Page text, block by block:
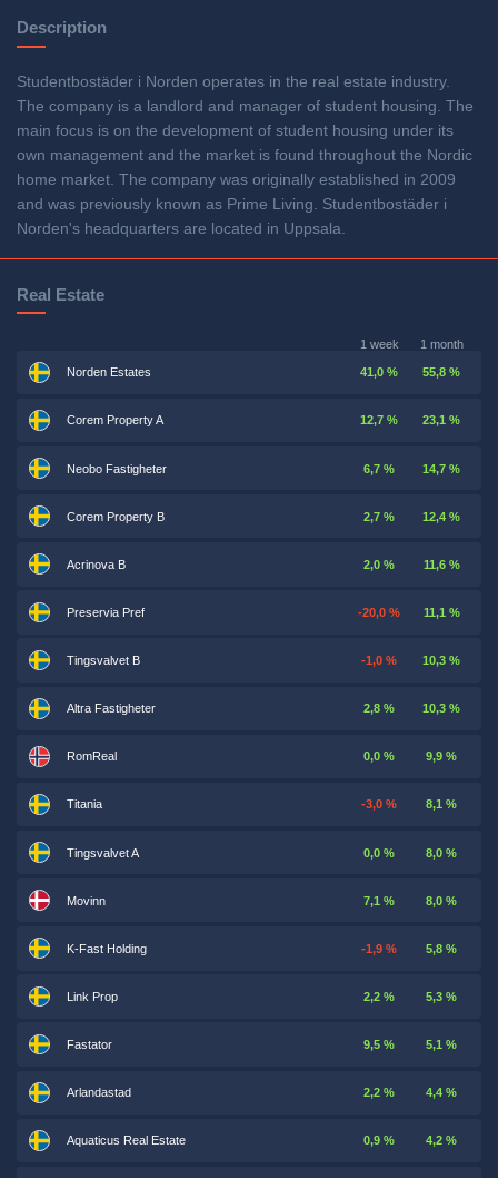
Description
Studentbostäder i Norden operates in the real estate industry.
The company is a landlord and manager of student housing. The
main focus is on the development of student housing under its
own management and the market is found throughout the Nordic
home market. The company was originally established in 2009
and was previously known as Prime Living. Studentbostäder i
Norden's headquarters are located in Uppsala.
Real Estate
1 week 1 month
Norden Estates 41,0 % 55,8 %
Corem Property A 12,7 % 23,1 %
Neobo Fastigheter 6,7 % 14,7 %
Corem Property B 2,7 % 12,4 %
Acrinova B 2,0 % 11,6 %
Preservia Pref -20,0 % 11,1 %
Tingsvalvet B -1,0 % 10,3 %
Altra Fastigheter 2,8 % 10,3 %
RomReal 0,0 % 9,9 %
Titania -3,0 % 8,1 %
Tingsvalvet A 0,0 % 8,0 %
Movinn 7,1 % 8,0 %
K-Fast Holding -1,9 % 5,8 %
Link Prop 2,2 % 5,3 %
Fastator 9,5 % 5,1 %
Arlandastad 2,2 % 4,4 %
Aquaticus Real Estate 0,9 % 4,2 %